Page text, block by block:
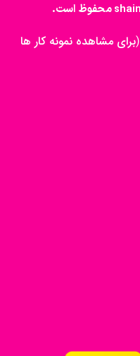
(برای مشاهده نمونه کار ها